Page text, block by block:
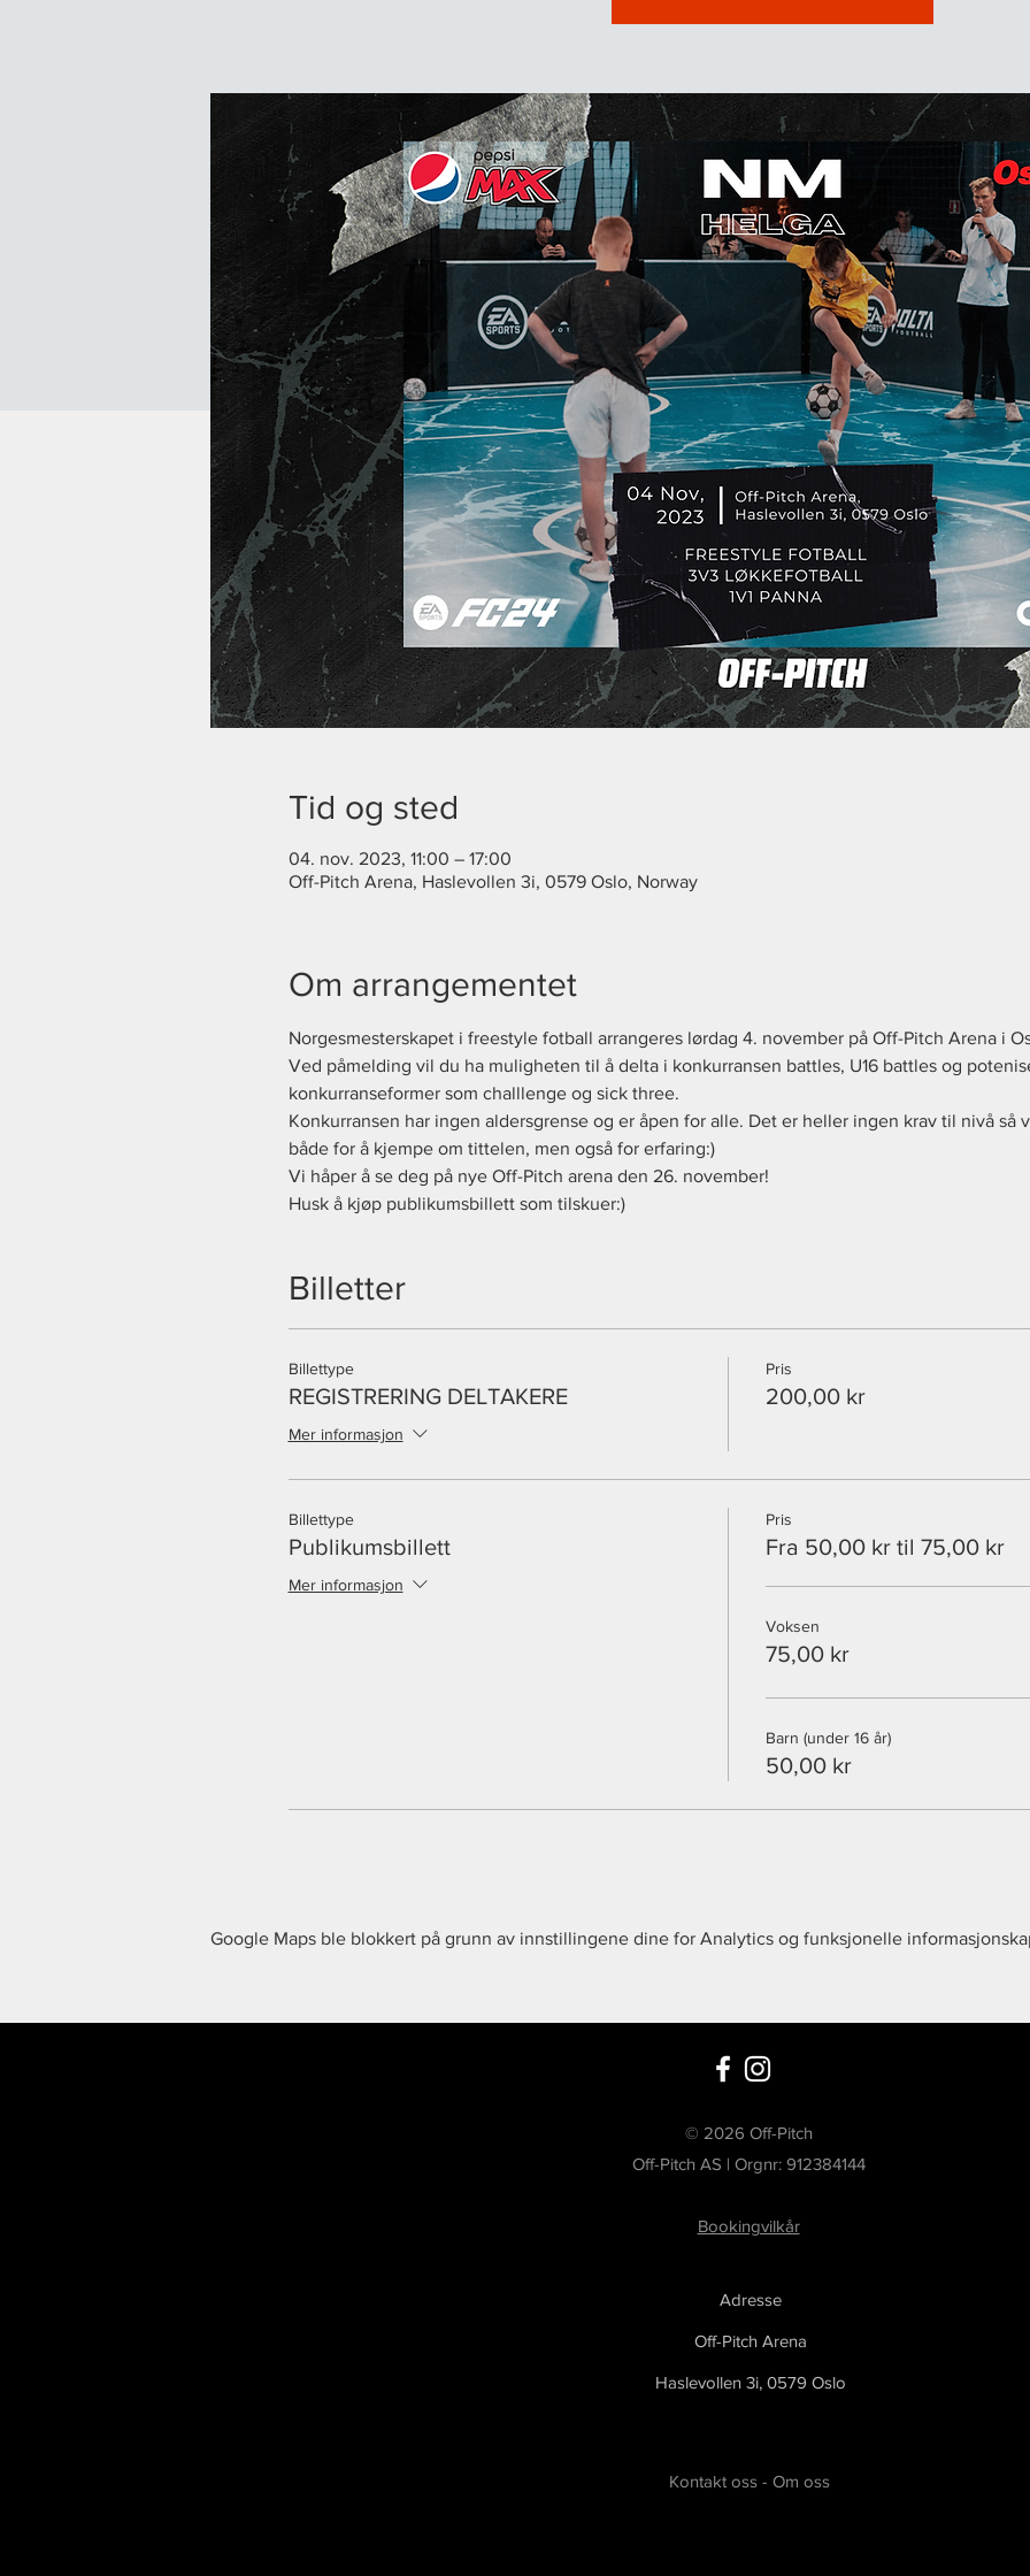
Tid og sted
04. nov. 2023, 11:00 – 17:00
Off-Pitch Arena, Haslevollen 3i, 0579 Oslo, Norway
Om arrangementet
Norgesmesterskapet i freestyle fotball arrangeres lørdag 4. november på Off-Pitch Arena i
Ved påmelding vil du ha muligheten til å delta i konkurransen battles, U16 battles og
konkurranseformer som challlenge og sick three.
Konkurransen har ingen aldersgrense og er åpen for alle. Det er heller ingen krav til nivå så
både for å kjempe om tittelen, men også for erfaring:)
Vi håper å se deg på nye Off-Pitch arena den 26. november!
Husk å kjøp publikumsbillett som tilskuer:)
Billetter
Billettype
REGISTRERING DELTAKERE
Mer informasjon
Pris
200,00 kr
Billettype
Publikumsbillett
Mer informasjon
Pris
Fra 50,00 kr til 75,00 kr
Voksen
75,00 kr
Barn (under 16 år)
50,00 kr
Google Maps ble blokkert på grunn av innstillingene dine for Analytics og funksjonelle
© 2026 Off-Pitch
Off-Pitch AS | Orgnr: 912384144
Bookingvilkår
Adresse
Off-Pitch Arena
Haslevollen 3i, 0579 Oslo
Kontakt oss- Om oss